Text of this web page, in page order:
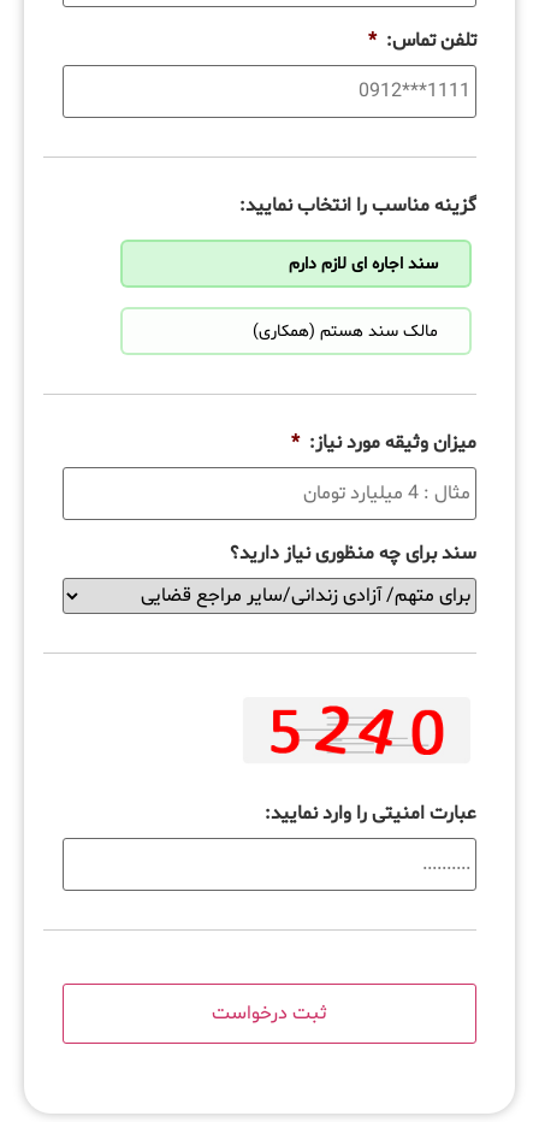
تلفن تماس: *
گزینه مناسب را انتخاب نمایید:
سند اجاره ای لازم دارم
مالک سند هستم (همکاری)
میزان وثیقه مورد نیاز: *
سند برای چه منظوری نیاز دارید؟
عبارت امنیتی را وارد نمایید: